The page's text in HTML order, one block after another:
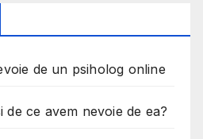
de un psiholog online
de ce avem nevoie de ea?